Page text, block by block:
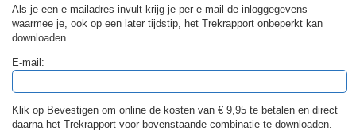
Als je een e-mailadres invult krijg je per e-mail de inloggegevens
waarmee je, ook op een later tijdstip, het Trekrapport onbeperkt kan
downloaden.
E-mail:
Klik op Bevestigen om online de kosten van € 9,95 te betalen en direct
daarna het Trekrapport voor bovenstaande combinatie te downloaden.